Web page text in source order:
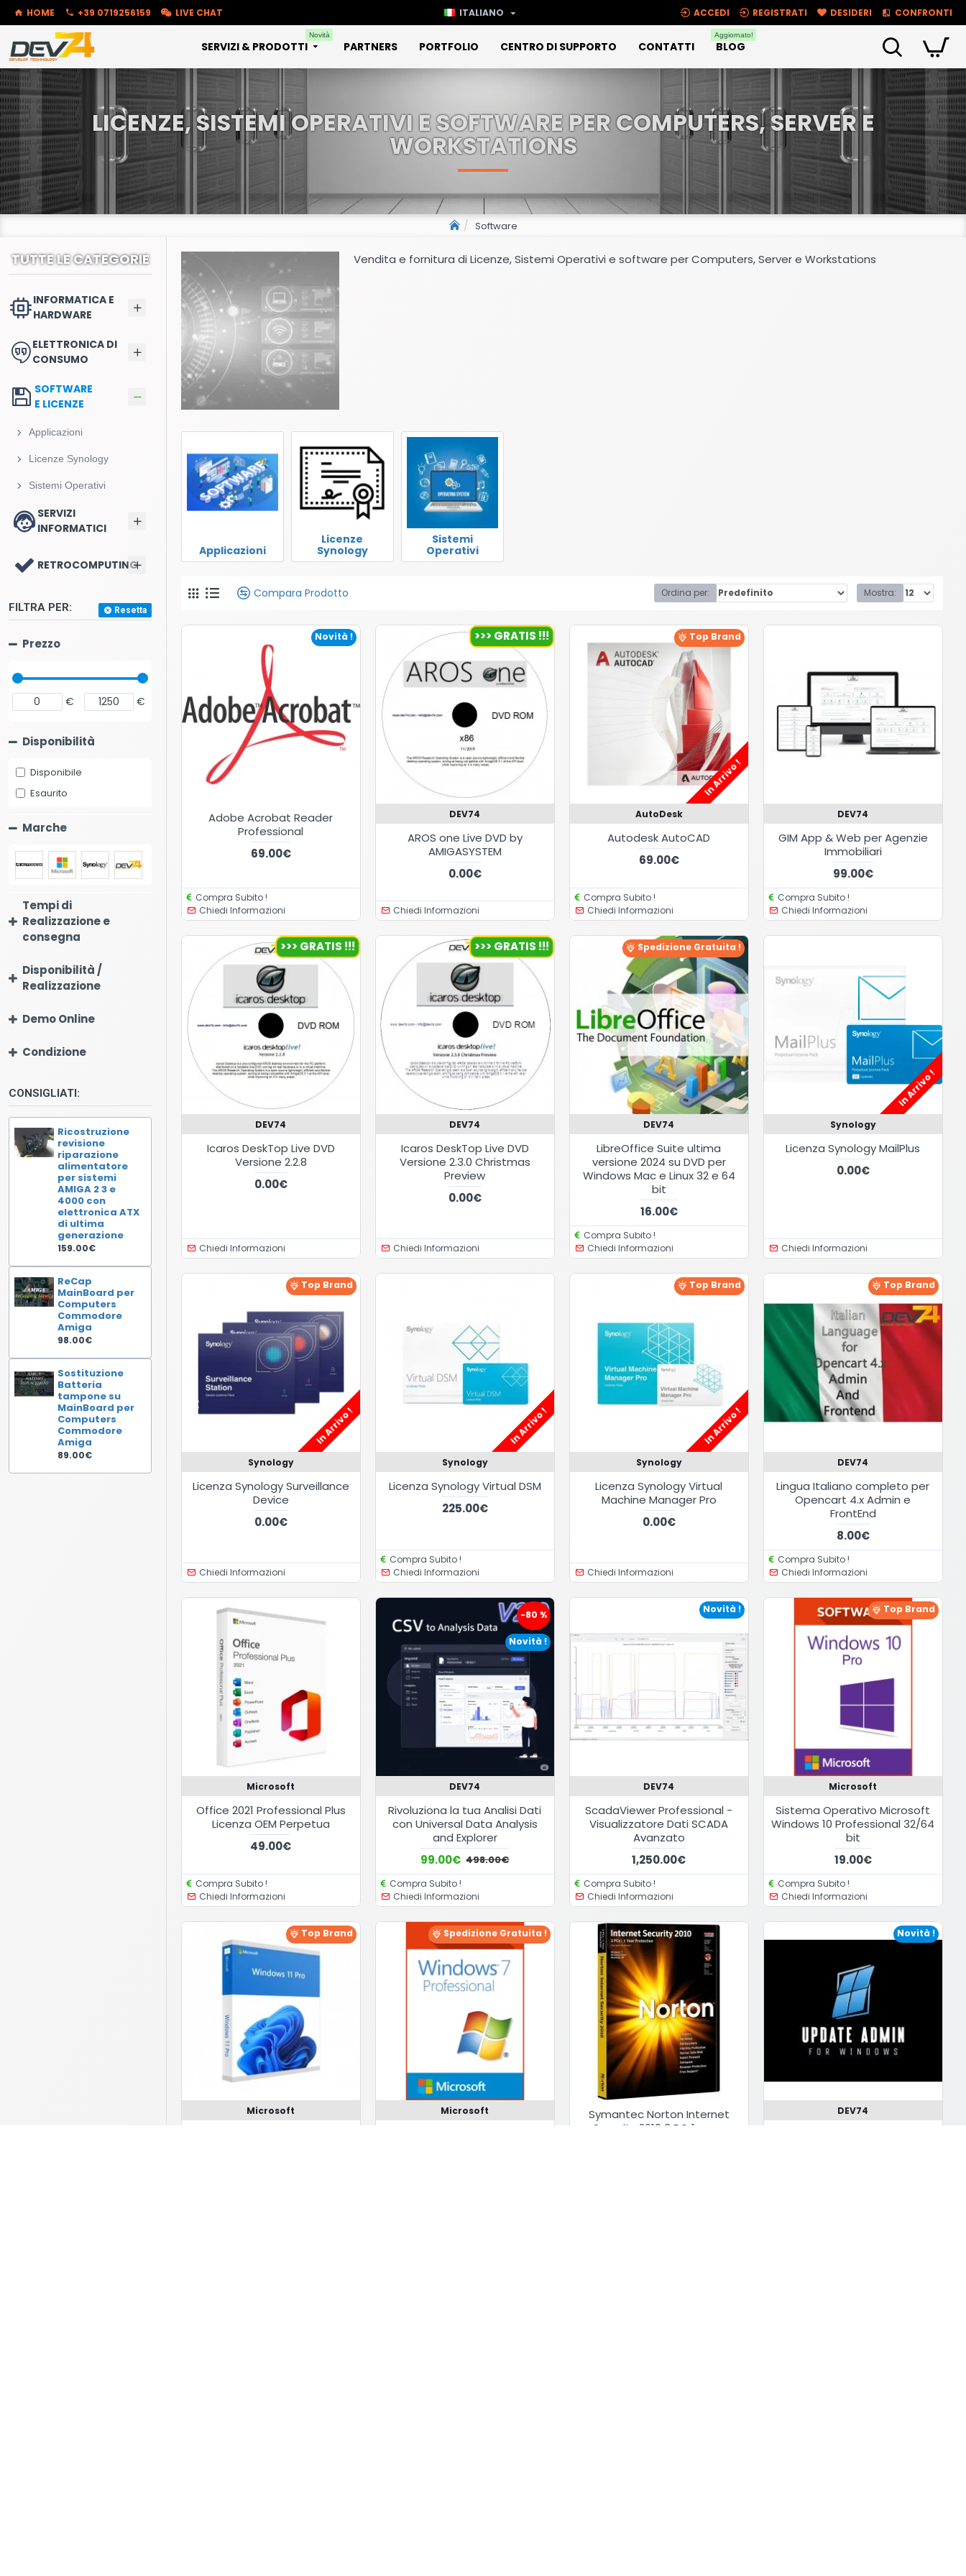
HOME +39 0719256159 LIVE CHAT ITALIANO ACCEDI REGISTRATI DESIDERI CONFRONTI
SERVIZI & PRODOTTI
Novità
PARTNERS PORTFOLIO CENTRO DI SUPPORTO CONTATTI BLOG
Aggiornato!
Software
LICENZE, SISTEMI OPERATIVI E SOFTWARE PER COMPUTERS, SERVER E
WORKSTATIONS
TUTTE LE CATEGORIE
INFORMATICA E
HARDWARE
ELETTRONICA DI
CONSUMO
SOFTWARE
E LICENZE
Applicazioni
Licenze Synology
Sistemi Operativi
SERVIZI
INFORMATICI
RETROCOMPUTING
FILTRA PER: Resetta
Prezzo
€ €
Marche
Tempi di
Realizzazione e
consegna
Disponibilità /
Realizzazione
Demo Online
Condizione
Disponibilità
Disponibile
Esaurito
CONSIGLIATI:
Ricostruzione
revisione
riparazione
alimentatore
per sistemi
AMIGA 2 3 e
4000 con
elettronica ATX
di ultima
generazione
159.00€
ReCap
MainBoard per
Computers
Commodore
Amiga
98.00€
Sostituzione
Batteria
tampone su
MainBoard per
Computers
Commodore
Amiga
89.00€
Vendita e fornitura di Licenze, Sistemi Operativi e software per Computers, Server e Workstations
Applicazioni
Licenze
Synology
Sistemi
Operativi
Compara Prodotto Ordina per: Mostra:
Novità !
Adobe Acrobat Reader
Professional
69.00€
Compra Subito !
Chiedi Informazioni
>>> GRATIS !!!
DEV74
AROS one Live DVD by
AMIGASYSTEM
0.00€
Chiedi Informazioni
Top Brand
In Arrivo !
AutoDesk
Autodesk AutoCAD
69.00€
Compra Subito !
Chiedi Informazioni
DEV74
GIM App & Web per Agenzie
Immobiliari
99.00€
Compra Subito !
Chiedi Informazioni
>>> GRATIS !!!
DEV74
Icaros DeskTop Live DVD
Versione 2.2.8
0.00€
Chiedi Informazioni
>>> GRATIS !!!
DEV74
Icaros DeskTop Live DVD
Versione 2.3.0 Christmas
Preview
0.00€
Chiedi Informazioni
Spedizione Gratuita !
DEV74
LibreOffice Suite ultima
versione 2024 su DVD per
Windows Mac e Linux 32 e 64
bit
16.00€
Compra Subito !
Chiedi Informazioni
In Arrivo !
Synology
Licenza Synology MailPlus
0.00€
Chiedi Informazioni
Top Brand
In Arrivo !
Synology
Licenza Synology Surveillance
Device
0.00€
Chiedi Informazioni
In Arrivo !
Synology
Licenza Synology Virtual DSM
225.00€
Compra Subito !
Chiedi Informazioni
Top Brand
In Arrivo !
Synology
Licenza Synology Virtual
Machine Manager Pro
0.00€
Chiedi Informazioni
Top Brand
DEV74
Lingua Italiano completo per
Opencart 4.x Admin e
FrontEnd
8.00€
Compra Subito !
Chiedi Informazioni
Microsoft
Office 2021 Professional Plus
Licenza OEM Perpetua
49.00€
Compra Subito !
Chiedi Informazioni
Novità !
-80 %
DEV74
Rivoluziona la tua Analisi Dati
con Universal Data Analysis
and Explorer
99.00€ 498.00€
Compra Subito !
Chiedi Informazioni
Novità !
DEV74
ScadaViewer Professional -
Visualizzatore Dati SCADA
Avanzato
1,250.00€
Compra Subito !
Chiedi Informazioni
Top Brand
Microsoft
Sistema Operativo Microsoft
Windows 10 Professional 32/64
bit
19.00€
Compra Subito !
Chiedi Informazioni
Top Brand
Microsoft
Spedizione Gratuita !
Microsoft
Symantec Norton Internet
Security 2010 3 PC 1 anno
Novità !
DEV74